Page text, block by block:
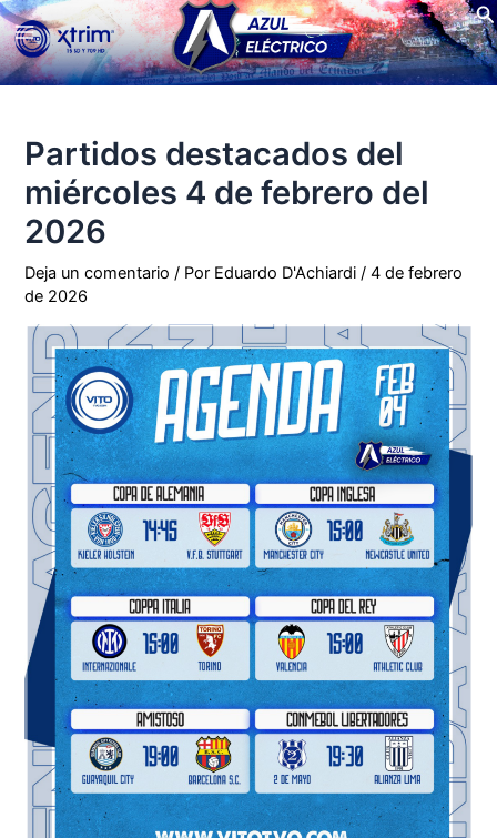
Ir
al
contenido
Main
Menu
Partidos destacados del
miércoles 4 de febrero del
2026
Deja un comentario / Por Eduardo D'Achiardi/4 de febrero
de 2026